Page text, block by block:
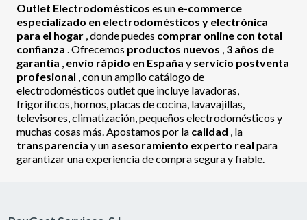
Outlet Electrodomésticos es un e-commerce
especializado en electrodomésticos y electrónica
para el hogar , donde puedes comprar online con total
confianza . Ofrecemos productos nuevos 3 años de
garantía envío rápido en España y servicio postventa
profesional , con un amplio catálogo de
electrodomésticos outlet que incluye lavadoras,
frigoríficos, hornos, placas de cocina, lavavajillas,
televisores, climatización, pequeños electrodomésticos y
muchas cosas más. Apostamos por la calidad , la
transparencia y un asesoramiento experto real para
garantizar una experiencia de compra segura y fiable.